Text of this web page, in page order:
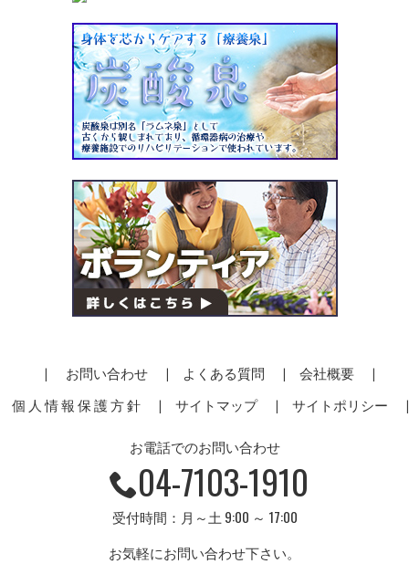
お問い合わせ よくある質問 会社概要
個 人 情 報 保 護 方 針 サイトマップ サイトポリシー
お電話でのお問い合わせ
04-7103-1910
受付時間：月～土 9:00 ～ 17:00
お気軽にお問い合わせ下さい。